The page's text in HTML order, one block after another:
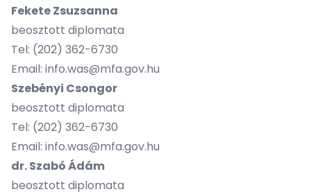
Fekete Zsuzsanna
beosztott diplomata
Tel: (202) 362-6730
Email: info.was@mfa.gov.hu
Szebényi Csongor
beosztott diplomata
Tel: (202) 362-6730
Email: info.was@mfa.gov.hu
dr. Szabó Ádám
beosztott diplomata